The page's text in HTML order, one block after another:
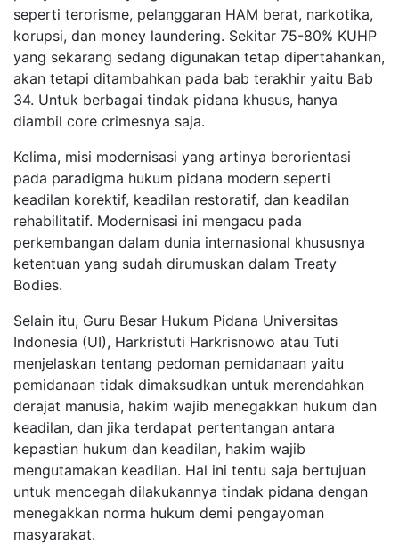
seperti terorisme, pelanggaran HAM berat, narkotika,
korupsi, dan money laundering. Sekitar 75-80% KUHP
yang sekarang sedang digunakan tetap dipertahankan,
akan tetapi ditambahkan pada bab terakhir yaitu Bab
34. Untuk berbagai tindak pidana khusus, hanya
diambil core crimesnya saja.
Kelima, misi modernisasi yang artinya berorientasi
pada paradigma hukum pidana modern seperti
keadilan korektif, keadilan restoratif, dan keadilan
rehabilitatif. Modernisasi ini mengacu pada
perkembangan dalam dunia internasional khususnya
ketentuan yang sudah dirumuskan dalam Treaty
Bodies.
Selain itu, Guru Besar Hukum Pidana Universitas
Indonesia (UI), Harkristuti Harkrisnowo atau Tuti
menjelaskan tentang pedoman pemidanaan yaitu
pemidanaan tidak dimaksudkan untuk merendahkan
derajat manusia, hakim wajib menegakkan hukum dan
keadilan, dan jika terdapat pertentangan antara
kepastian hukum dan keadilan, hakim wajib
mengutamakan keadilan. Hal ini tentu saja bertujuan
untuk mencegah dilakukannya tindak pidana dengan
menegakkan norma hukum demi pengayoman
masyarakat.